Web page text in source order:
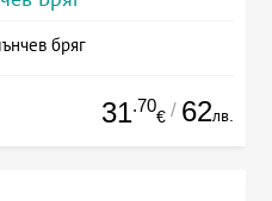
бряг
31.70
€ / 62лв.